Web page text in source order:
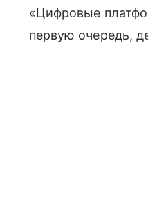
«Цифровые
первую очередь,